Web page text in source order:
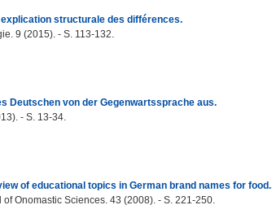
structurale des différences.
9 (2015). - S. 113-132.
Deutschen von der Gegenwartssprache aus.
- S. 13-34.
of educational topics in German brand names for food.
Onomastic Sciences. 43 (2008). - S. 221-250.